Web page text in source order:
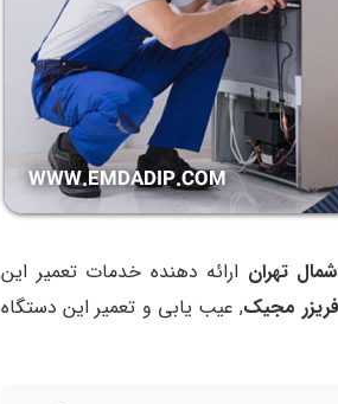
ارائه دهنده خدمات تعمیر این
مجیک, عیب یابی و تعمیر این دستگاه